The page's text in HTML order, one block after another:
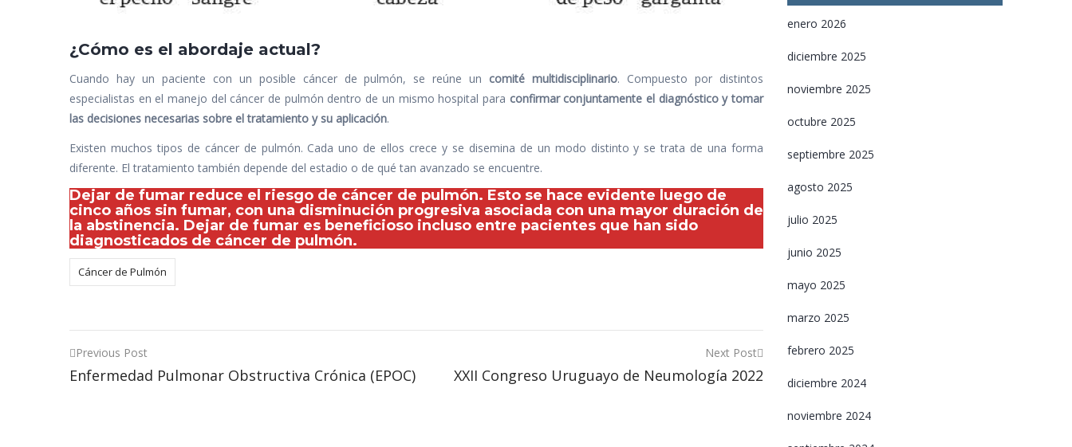
¿Cómo es el abordaje actual?
Cuando hay un paciente con un posible cáncer de pulmón, se reúne un comité multidisciplinario. Compuesto por distintos
especialistas en el manejo del cáncer de pulmón dentro de un mismo hospital para confirmar conjuntamente el diagnóstico y tomar
las decisiones necesarias sobre el tratamiento y su aplicación.
Existen muchos tipos de cáncer de pulmón. Cada uno de ellos crece y se disemina de un modo distinto y se trata de una forma
diferente. El tratamiento también depende del estadio o de qué tan avanzado se encuentre.
Dejar de fumar reduce el riesgo de cáncer de pulmón. Esto se hace evidente luego de
cinco años sin fumar, con una disminución progresiva asociada con una mayor duración de
la abstinencia. Dejar de fumar es beneficioso incluso entre pacientes que han sido
diagnosticados de cáncer de pulmón.
Cáncer de Pulmón
Post
navigation
Previous Post
Enfermedad Pulmonar Obstructiva Crónica (EPOC)
Next Post
XXII Congreso Uruguayo de Neumología 2022
enero 2026
diciembre 2025
noviembre 2025
octubre 2025
septiembre 2025
agosto 2025
julio 2025
junio 2025
mayo 2025
marzo 2025
febrero 2025
diciembre 2024
noviembre 2024